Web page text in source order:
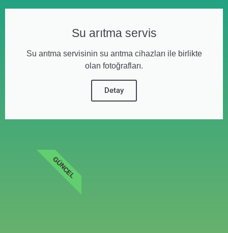
Su arıtma servis
Su arıtma servisinin su arıtma cihazları ile birlikte
olan fotoğrafları.
Detay
GÜNCEL